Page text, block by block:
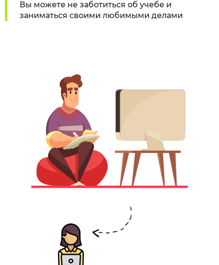
Вы можете не заботиться об учебе и
заниматься своими любимыми делами